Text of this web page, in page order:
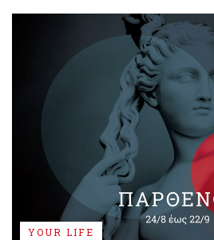
YOUR LIFE